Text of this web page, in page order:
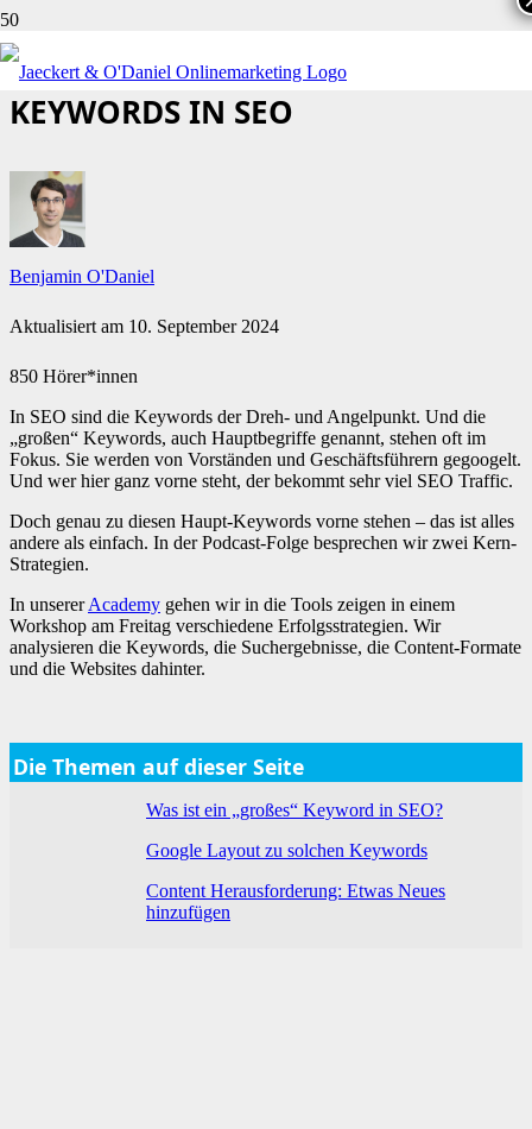
SO EROBERST DU DIE GROSSEN K
EYWORDS IN SEO
Benjamin O'Daniel
Aktualisiert am 10. September 2024
850 Hörer*innen
In SEO sind die Keywords der Dreh- und Angelpunkt. Und die
„großen“ Keywords, auch Hauptbegriffe genannt, stehen oft im
Fokus. Sie werden von Vorständen und Geschäftsführern gegoogelt.
Und wer hier ganz vorne steht, der bekommt sehr viel SEO Traffic.
Doch genau zu diesen Haupt-Keywords vorne stehen – das ist alles
andere als einfach. In der Podcast-Folge besprechen wir zwei Kern-
Strategien.
In unsererAcademy gehen wir in die Tools zeigen in einem
Workshop am Freitag verschiedene Erfolgsstrategien. Wir
analysieren die Keywords, die Suchergebnisse, die Content-Formate
und die Websites dahinter.
Die Themen auf dieser Seite
Was ist ein „großes“ Keyword in SEO?
Google Layout zu solchen Keywords
Content Herausforderung: Etwas Neues
hinzufügen